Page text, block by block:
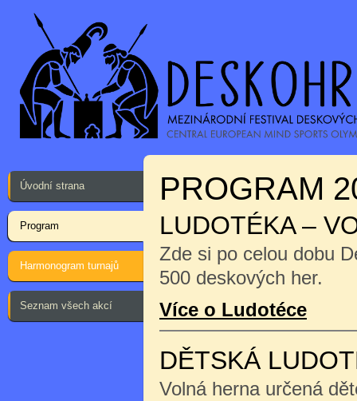
Úvodní strana
Program
Harmonogram turnajů
Seznam všech akcí
PROGRAM
LUDOTÉKA –
Zde si po celou dobu
500 deskových her.
Více o Ludotéce
DĚTSKÁ
Volná herna určená